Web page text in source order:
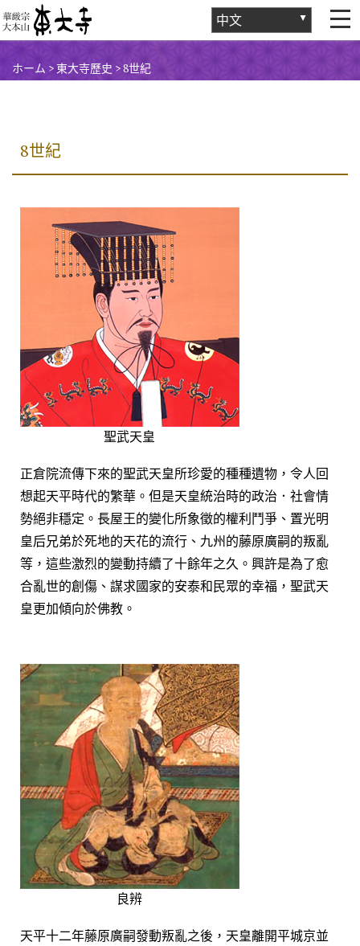
ホーム >東大寺歷史 >8世紀
8世紀
聖武天皇
正倉院流傳下來的聖武天皇所珍愛的種種遺物，令人回
想起天平時代的繁華。但是天皇統治時的政治．社會情
勢絕非穩定。長屋王的變化所象徵的權利鬥爭、置光明
皇后兄弟於死地的天花的流行、九州的藤原廣嗣的叛亂
等，這些激烈的變動持續了十餘年之久。興許是為了愈
合亂世的創傷、謀求國家的安泰和民眾的幸福，聖武天
皇更加傾向於佛教。
良辨
天平十二年藤原廣嗣發動叛亂之後，天皇離開平城京並